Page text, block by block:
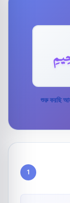
শুরু করছি
1